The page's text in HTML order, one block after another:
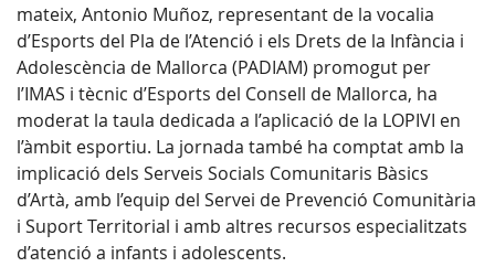
mateix, Antonio Muñoz, representant de la vocalia
d’Esports del Pla de l’Atenció i els Drets de la Infància i
Adolescència de Mallorca (PADIAM) promogut per
l’IMAS i tècnic d’Esports del Consell de Mallorca, ha
moderat la taula dedicada a l’aplicació de la LOPIVI en
l’àmbit esportiu. La jornada també ha comptat amb la
implicació dels Serveis Socials Comunitaris Bàsics
d’Artà, amb l’equip del Servei de Prevenció Comunitària
i Suport Territorial i amb altres recursos especialitzats
d’atenció a infants i adolescents.